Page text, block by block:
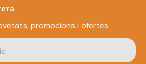
promocions i ofertes